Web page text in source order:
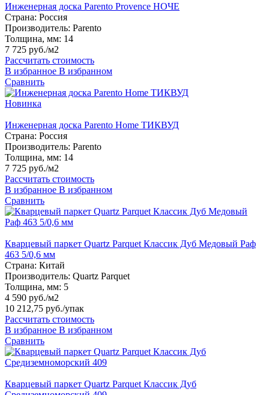
Инженерная доска Parento Provence НОЧЕ
Страна: Россия
Производитель: Parento
Толщина, мм: 14
7 725 руб./м2
Рассчитать стоимость
В избранное В избранном
Сравнить
Новинка
Инженерная доска Parento Home ТИКВУД
Страна: Россия
Производитель: Parento
Толщина, мм: 14
7 725 руб./м2
Рассчитать стоимость
В избранное В избранном
Сравнить
Кварцевый паркет Quartz Parquet Классик Дуб Медовый Раф
463 5/0,6 мм
Страна: Китай
Производитель: Quartz Parquet
Толщина, мм: 5
4 590 руб./м2
10 212,75 руб./упак
Рассчитать стоимость
В избранное В избранном
Сравнить
Кварцевый паркет Quartz Parquet Классик Дуб